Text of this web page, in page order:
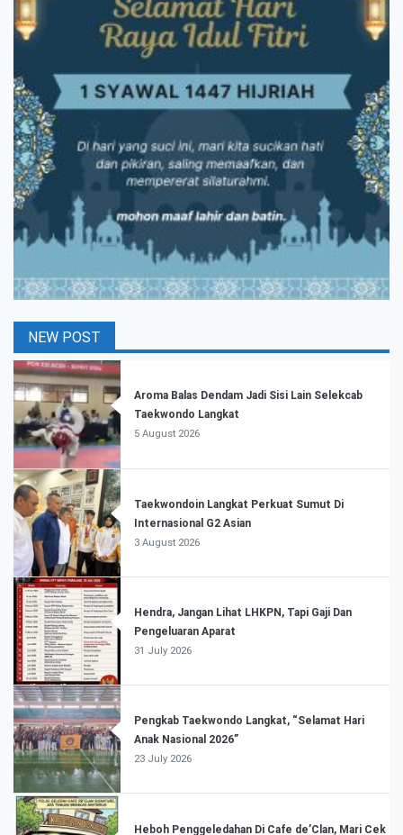
NEW POST
Aroma Balas Dendam Jadi Sisi Lain Selekcab
Taekwondo Langkat
5 August 2026
Taekwondoin Langkat Perkuat Sumut Di
Internasional G2 Asian
3 August 2026
Hendra, Jangan Lihat LHKPN, Tapi Gaji Dan
Pengeluaran Aparat
31 July 2026
Pengkab Taekwondo Langkat, “Selamat Hari
Anak Nasional 2026”
23 July 2026
Heboh Penggeledahan Di Cafe de’Clan, Mari Cek